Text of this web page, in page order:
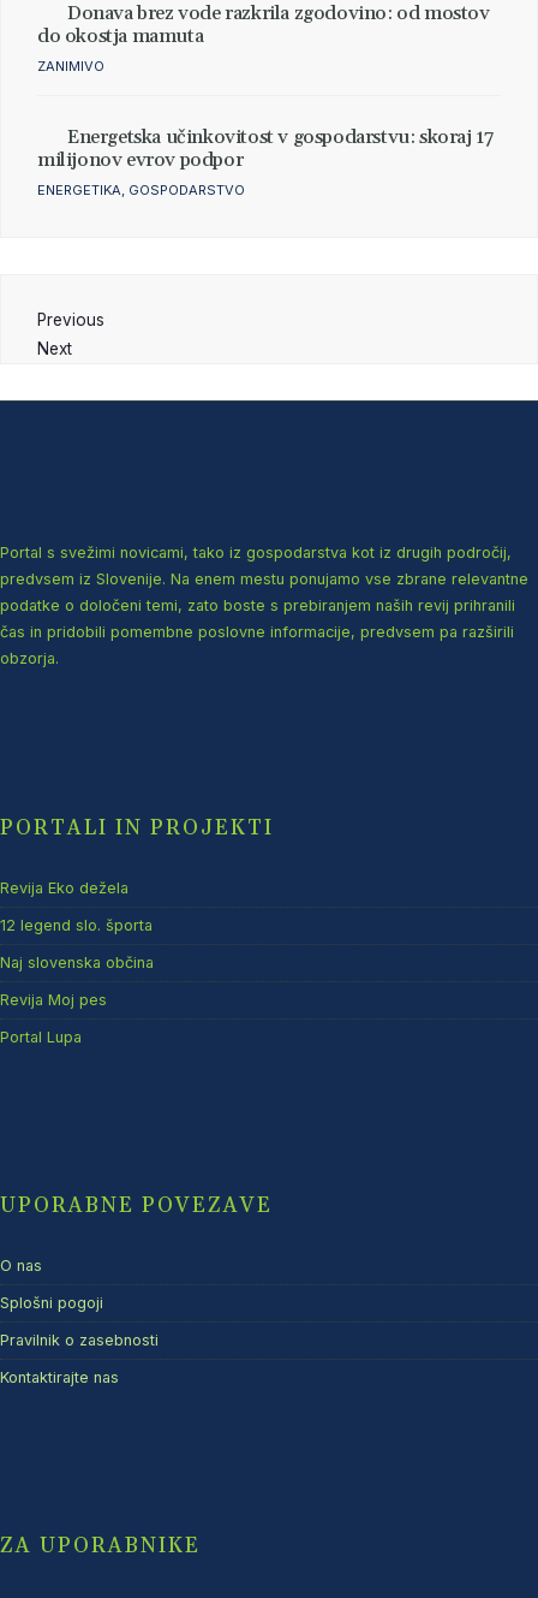
Donava brez vode razkrila zgodovino: od mostov
do okostja mamuta
ZANIMIVO
Energetska učinkovitost v gospodarstvu: skoraj 17
milijonov evrov podpor
ENERGETIKA, GOSPODARSTVO
Previous
Next
Portal s svežimi novicami, tako iz gospodarstva kot iz drugih področij,
predvsem iz Slovenije. Na enem mestu ponujamo vse zbrane relevantne
podatke o določeni temi, zato boste s prebiranjem naših revij prihranili
čas in pridobili pomembne poslovne informacije, predvsem pa razširili
obzorja.
PORTALI IN PROJEKTI
Revija Eko dežela
12 legend slo. športa
Naj slovenska občina
Revija Moj pes
Portal Lupa
UPORABNE POVEZAVE
O nas
Splošni pogoji
Pravilnik o zasebnosti
Kontaktirajte nas
ZA UPORABNIKE